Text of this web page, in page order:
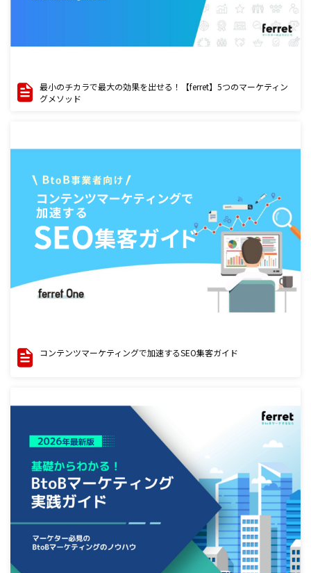
最小のチカラで最大の効果を出せる！【ferret】5つのマーケティン
グメソッド
コンテンツマーケティングで加速するSEO集客ガイド